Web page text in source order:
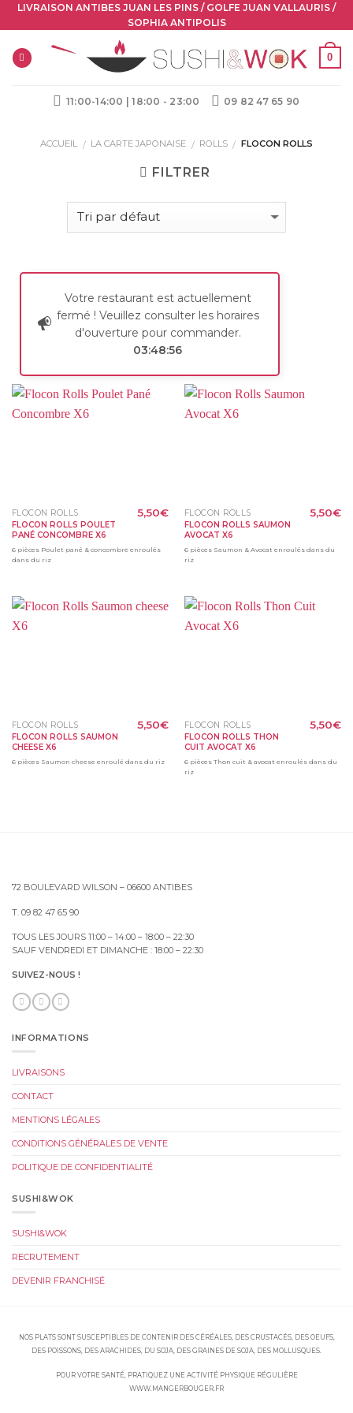
Skip
to
content
LIVRAISON ANTIBES JUAN LES PINS / GOLFE JUAN VALLAURIS /
SOPHIA ANTIPOLIS
0
11:00-14:00 | 18:00 - 23:00 09 82 47 65 90
ACCUEIL / LA CARTE JAPONAISE / ROLLS / FLOCON ROLLS
FILTRER
Votre restaurant est actuellement
fermé ! Veuillez consulter les horaires
d'ouverture pour commander.
03:48:56
FLOCON ROLLS
FLOCON ROLLS POULET
PANÉ CONCOMBRE X6
5,50€
6 pièces Poulet pané & concombre enroulés
dans du riz
FLOCON ROLLS
FLOCON ROLLS SAUMON
AVOCAT X6
5,50€
6 pièces Saumon & Avocat enroulés dans du
riz
FLOCON ROLLS
FLOCON ROLLS SAUMON
CHEESE X6
5,50€
6 pièces Saumon cheese enroulé dans du riz
FLOCON ROLLS
FLOCON ROLLS THON
CUIT AVOCAT X6
5,50€
6 pièces Thon cuit & avocat enroulés dans du
riz
72 BOULEVARD WILSON – 06600 ANTIBES
T. 09 82 47 65 90
TOUS LES JOURS 11:00 – 14:00 – 18:00 – 22:30
SAUF VENDREDI ET DIMANCHE : 18:00 – 22:30
SUIVEZ-NOUS !
INFORMATIONS
LIVRAISONS
CONTACT
MENTIONS LÉGALES
CONDITIONS GÉNÉRALES DE VENTE
POLITIQUE DE CONFIDENTIALITÉ
SUSHI&WOK
SUSHI&WOK
RECRUTEMENT
DEVENIR FRANCHISÉ
NOS PLATS SONT SUSCEPTIBLES DE CONTENIR DES CÉRÉALES, DES CRUSTACÉS, DES OEUFS,
DES POISSONS, DES ARACHIDES, DU SOJA, DES GRAINES DE SOJA, DES MOLLUSQUES.
POUR VOTRE SANTÉ, PRATIQUEZ UNE ACTIVITÉ PHYSIQUE RÉGULIÈRE
WWW.MANGERBOUGER.FR